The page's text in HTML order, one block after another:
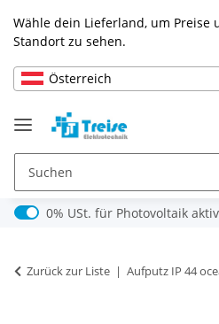
Wähle dein Lieferland, um Preise
Standort zu sehen.
Österreich
0% USt. für Photovoltaik (§
0% USt. für Photovoltaik
Zurück zur Liste Aufputz IP 44